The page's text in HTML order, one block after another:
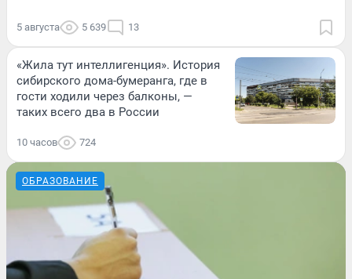
5 августа 5 639 13
«Жила тут интеллигенция». История
сибирского дома-бумеранга, где в
гости ходили через балконы, —
таких всего два в России
10 часов 724
ОБРАЗОВАНИЕ